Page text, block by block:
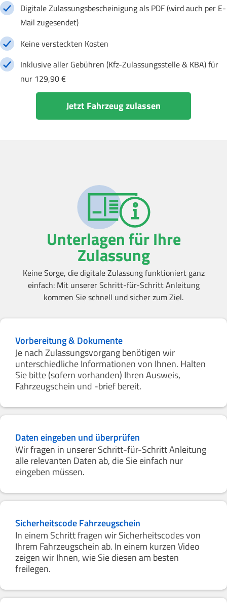
Digitale Zulassungsbescheinigung als PDF (wird auch per E-
Mail zugesendet)
Keine versteckten Kosten
Inklusive aller Gebühren (Kfz-Zulassungsstelle & KBA) für
nur 129,90 €
Jetzt Fahrzeug zulassen
Unterlagen für Ihre
Zulassung
Keine Sorge, die digitale Zulassung funktioniert ganz
einfach: Mit unserer Schritt-für-Schritt Anleitung
kommen Sie schnell und sicher zum Ziel.
Vorbereitung & Dokumente
Je nach Zulassungsvorgang benötigen wir
unterschiedliche Informationen von Ihnen. Halten
Sie bitte (sofern vorhanden) Ihren Ausweis,
Fahrzeugschein und -brief bereit.
Daten eingeben und überprüfen
Wir fragen in unserer Schritt-für-Schritt Anleitung
alle relevanten Daten ab, die Sie einfach nur
eingeben müssen.
Sicherheitscode Fahrzeugschein
In einem Schritt fragen wir Sicherheitscodes von
Ihrem Fahrzeugschein ab. In einem kurzen Video
zeigen wir Ihnen, wie Sie diesen am besten
freilegen.